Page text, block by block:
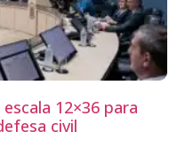
12×36 para
civil